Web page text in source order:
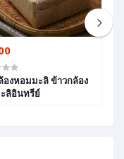
อมมะลิ ข้าวกล้อง
ลิอินทรีย์